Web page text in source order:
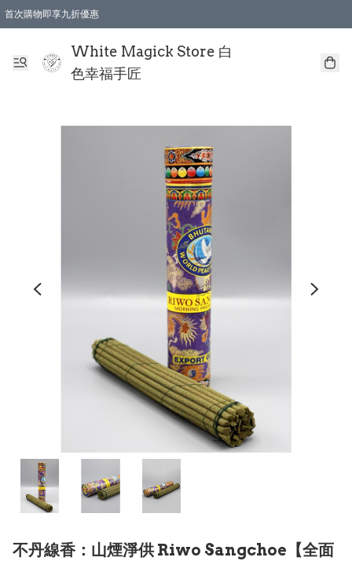
首次購物即享九折優惠
White Magick Store 白
色幸福手匠
不丹線香：山煙淨供 Riwo Sangchoe【全面